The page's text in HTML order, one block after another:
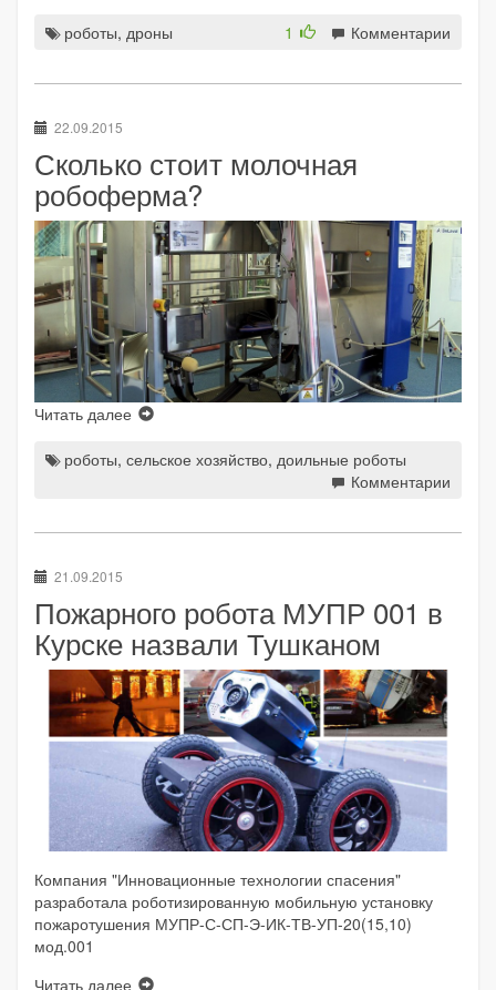
роботы, дроны Комментарии
1
22.09.2015
Сколько стоит молочная
робоферма?
Читать далее
роботы, сельское хозяйство, доильные роботы
Комментарии
21.09.2015
Пожарного робота МУПР 001 в
Курске назвали Тушканом
Компания "Инновационные технологии спасения"
разработала роботизированную мобильную установку
пожаротушения МУПР-С-СП-Э-ИК-ТВ-УП-20(15,10)
мод.001
Читать далее